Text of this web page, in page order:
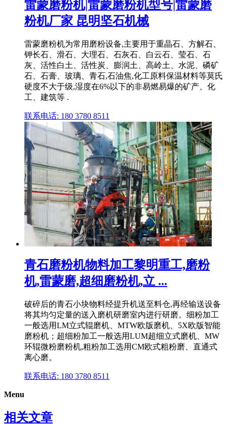
雷蒙磨粉机|雷蒙磨粉机型号|雷蒙磨
粉机厂家 昆明坚石机械
雷蒙磨粉机为常用磨粉设备,主要用于重晶石、方解石、
钾长石、滑石、大理石、石灰石、白云石、莹石、石
灰、活性白土、活性炭、膨润土、高岭土、水泥、磷矿
石、石膏、玻璃、青石,石油焦,化工原料保温材料等莫氏
硬度不大于级,湿度在6%以下的非易燃易爆的矿产、化
工、建筑等 .
联系电话: 180 3780 8511
青石磨粉机物料加工黎明重工,磨粉
机,雷蒙磨,超细磨粉机,立 ...
破碎后的青石小块物料经提升机送至料仓,再经输送设备
将其均匀定量的送入磨机研磨室内进行研磨。细粉加工
一般选用LM立式辊磨机、MTW欧版磨机、5X欧版智能
磨粉机；超细粉加工一般选用LUM超细立式磨机、MW
环辊微粉磨粉机,粗粉加工选用CM欧式粗粉磨、直通式
离心磨。
联系电话: 180 3780 8511
Menu
相关文章